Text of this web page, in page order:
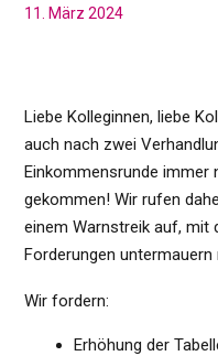
11. März 2024
Liebe Kolleginnen, liebe
auch nach zwei
Einkommensrunde immer
gekommen! Wir rufen
einem Warnstreik auf, mit
Forderungen untermauern
Wir fordern:
Erhöhung der